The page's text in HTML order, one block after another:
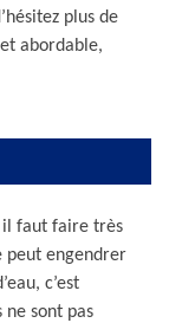
plus de
abordable,
il faut faire très
peut engendrer
c’est
sont pas